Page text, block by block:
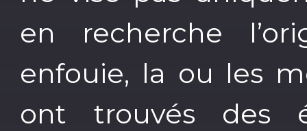
en recherche
enfouie, la ou les
ont trouvés des